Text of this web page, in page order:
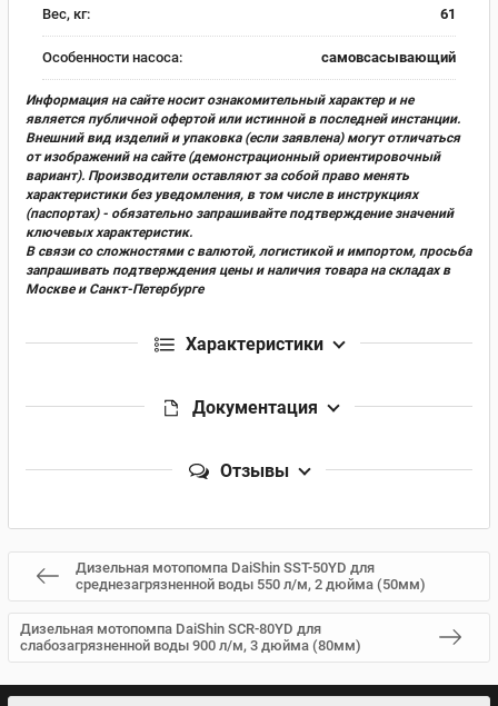
Вес, кг: 61
Особенности насоса: самовсасывающий
Информация на сайте носит ознакомительный характер и не
является публичной офертой или истинной в последней инстанции.
Внешний вид изделий и упаковка (если заявлена) могут отличаться
от изображений на сайте (демонстрационный ориентировочный
вариант). Производители оставляют за собой право менять
характеристики без уведомления, в том числе в инструкциях
(паспортах) - обязательно запрашивайте подтверждение значений
ключевых характеристик.
В связи со сложностями с валютой, логистикой и импортом, просьба
запрашивать подтверждения цены и наличия товара на складах в
Москве и Санкт-Петербурге
Характеристики
Документация
Отзывы
Дизельная мотопомпа DaiShin SST-50YD для
среднезагрязненной воды 550 л/м, 2 дюйма (50мм)
Дизельная мотопомпа DaiShin SCR-80YD для
слабозагрязненной воды 900 л/м, 3 дюйма (80мм)